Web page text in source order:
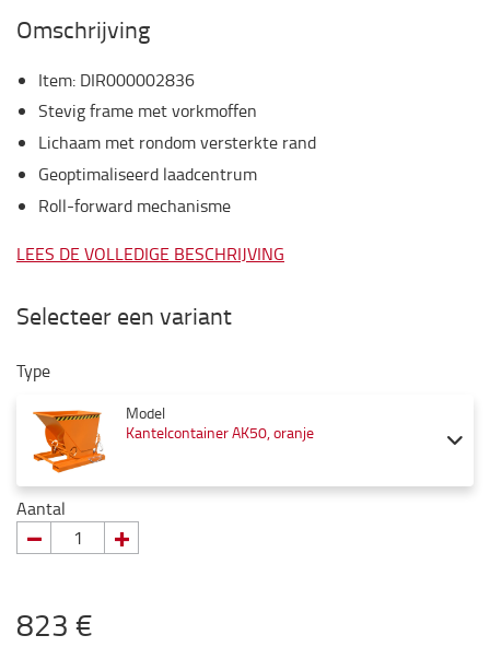
Omschrijving
Item: DIR000002836
Stevig frame met vorkmoffen
Lichaam met rondom versterkte rand
Geoptimaliseerd laadcentrum
Roll-forward mechanisme
LEES DE VOLLEDIGE BESCHRIJVING
Selecteer een variant
Type
Model
Kantelcontainer AK50, oranje
Aantal
823 €